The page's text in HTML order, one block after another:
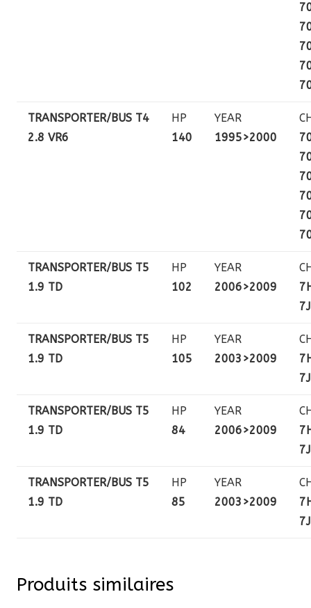
TRANSPORTER/BUS T4
2.8 VR6
HP
140
YEAR
1995>2000
TRANSPORTER/BUS T5
1.9 TD
HP
102
YEAR
2006>2009
7J
TRANSPORTER/BUS T5
1.9 TD
HP
105
YEAR
2003>2009
7J
TRANSPORTER/BUS T5
1.9 TD
HP
84
YEAR
2006>2009
7J
TRANSPORTER/BUS T5
1.9 TD
HP
85
YEAR
2003>2009
7J
Produits similaires